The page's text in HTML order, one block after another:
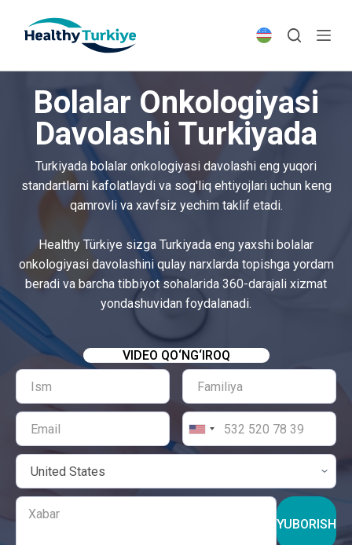
p
Bolalar Onkologiyasi
Davolashi Turkiyada
Turkiyada bolalar onkologiyasi davolashi eng yuqori
standartlarni kafolatlaydi va sog'liq ehtiyojlari uchun keng
qamrovli va xavfsiz yechim taklif etadi.
Healthy Türkiye sizga Turkiyada eng yaxshi bolalar
onkologiyasi davolashini qulay narxlarda topishga yordam
beradi va barcha tibbiyot sohalarida 360-darajali xizmat
yondashuvidan foydalanadi.
VIDEO QO‘NG‘IROQ
YUBORISH